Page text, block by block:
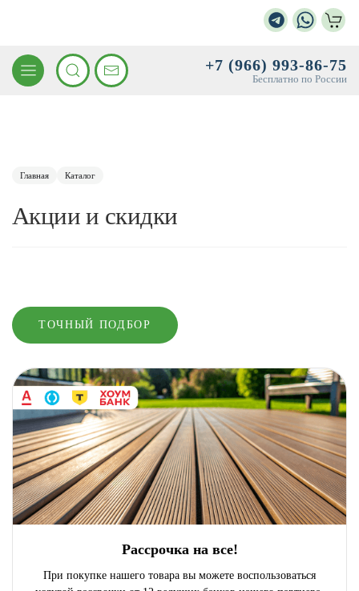
+7 (966) 993-86-75
Бесплатно по России
Главная Каталог
Акции и скидки
ТОЧНЫЙ ПОДБОР
Рассрочка на все!
При покупке нашего товара вы можете воспользоваться